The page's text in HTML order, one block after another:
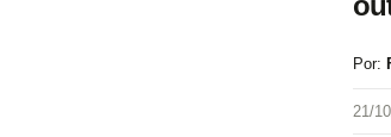
Por:
21/